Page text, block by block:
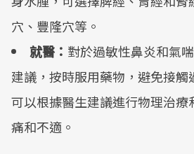
穴、豐隆穴等。
就醫： 對於過敏性鼻炎和氣
建議，按時服用藥物，避免接
可以根據醫生建議進行物理治
痛和不適。